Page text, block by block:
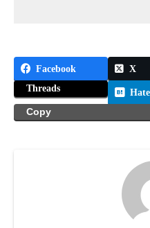
Facebook X
Threads
Copy